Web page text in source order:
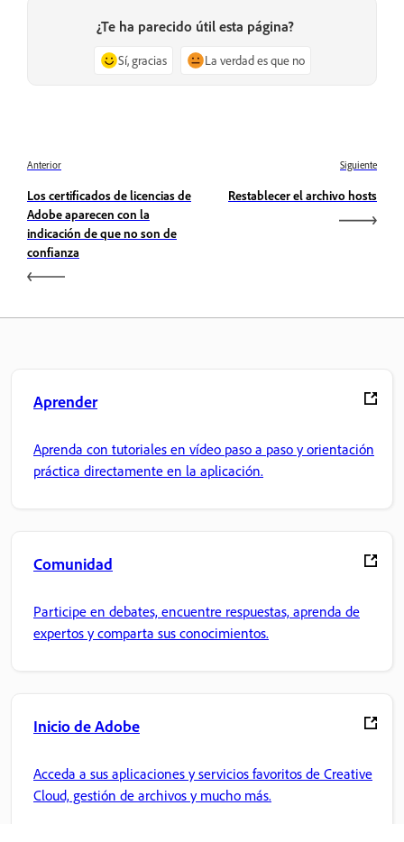
¿Te ha parecido útil esta página?
Sí, gracias La verdad es que no
Anterior
Los certificados de licencias de
Adobe aparecen con la
indicación de que no son de
confianza
Siguiente
Restablecer el archivo hosts
Aprender
Aprenda con tutoriales en vídeo paso a paso y orientación
práctica directamente en la aplicación.
Comunidad
Participe en debates, encuentre respuestas, aprenda de
expertos y comparta sus conocimientos.
Inicio de Adobe
Acceda a sus aplicaciones y servicios favoritos de Creative
Cloud, gestión de archivos y mucho más.